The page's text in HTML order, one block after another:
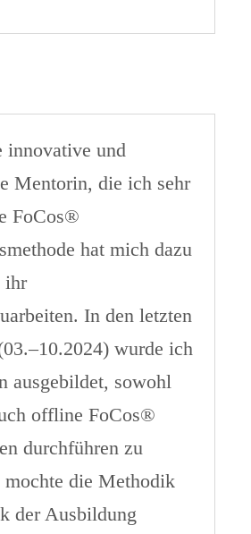
innovative und
Mentorin, die ich sehr
FoCos®
hat mich dazu
ihr
In den letzten
wurde ich
ausgebildet, sowohl
offline FoCos®
durchführen zu
die Methodik
der Ausbildung